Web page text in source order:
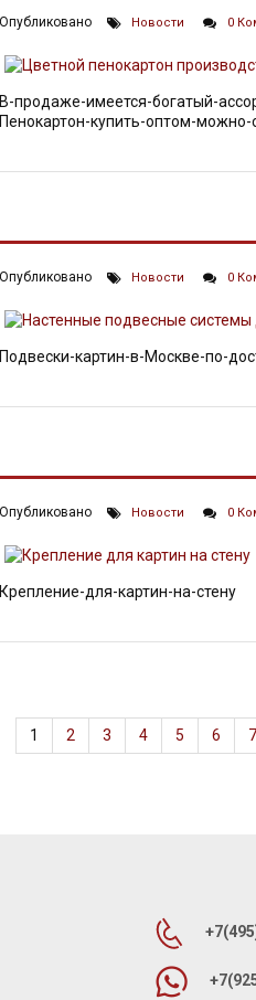
Опубликовано Новости 0
В-продаже-имеется-богатый-
Пенокартон-купить-оптом-
Опубликовано Новости 0
Подвески-картин-в-Москве-по-
Опубликовано Новости 0
Крепление-для-картин-на-стену
1 2 3 4 5 6 7